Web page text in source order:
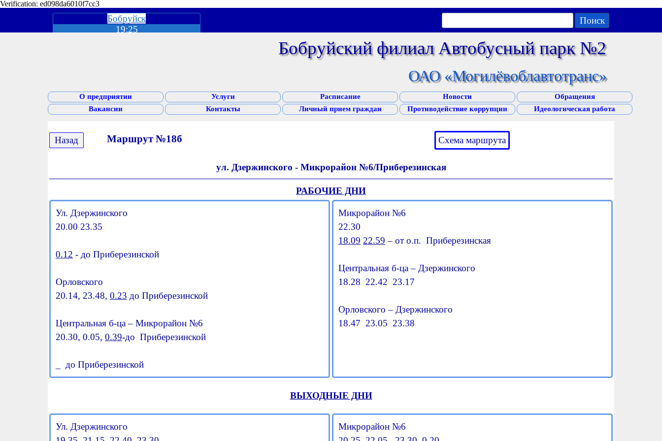
Verification: ed098da6010f7cc3
О предприятии Услуги Расписание Новости
Обращения
Вакансии
Контакты Личный прием граждан Противодействие коррупции Идеологическая работа
Бобруйский филиал Автобусный парк №2
ОАО «Могилёвоблавтотранс»
Поиск
Бобруйск
19:25
Назад Маршрут №18б Схема маршрута
ул. Дзержинского - Микрорайон №6/Приберезинская
РАБОЧИЕ ДНИ
Ул. Дзержинского
20.00 23.35
0.12 - до Приберезинской
Орловского
20.14, 23.48,0.23 до Приберезинской
Центральная б-ца – Микрорайон №6
20.30, 0.05,0.39-до Приберезинской
_ до Приберезинской
Микрорайон №6
22.30
18.09 22.59 – от о.п. Приберезинская
Центральная б-ца – Дзержинского
18.28 22.42 23.17
Орловского – Дзержинского
18.47 23.05 23.38
ВЫХОДНЫЕ ДНИ
Ул. Дзержинского
Микрорайон №6